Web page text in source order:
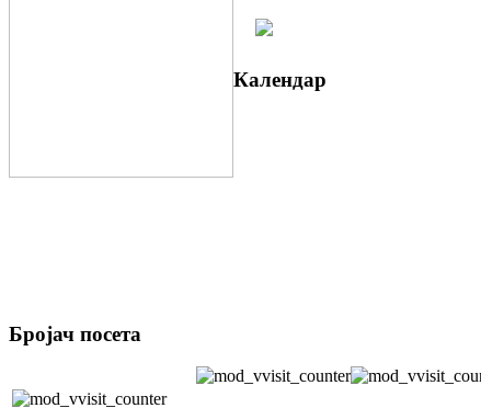
Календар
Бројач посета